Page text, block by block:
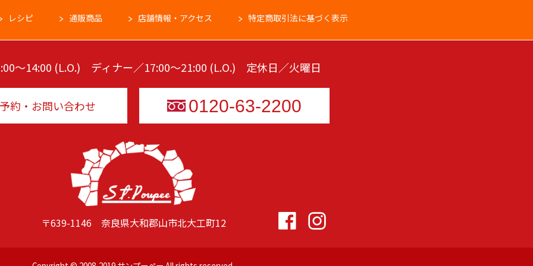
レシピ
通販商品 店舗情報・アクセス 特定商取引法に基づく表示
～14:00 (L.O.) ディナー／17:00～21:00 (L.O.) 定休日／火曜日
約・お問い合わせ 0120-63-2200
〒639-1146 奈良県大和郡山市北大工町12